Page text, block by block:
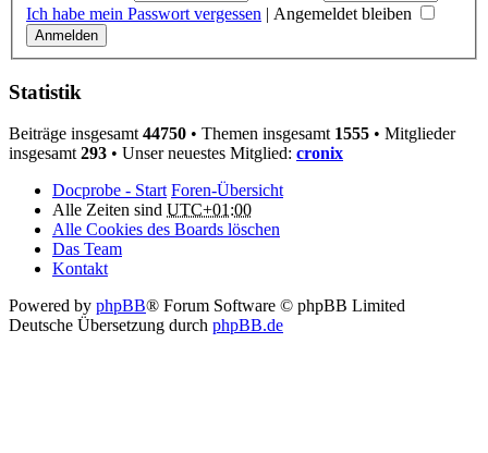
Ich habe mein Passwort vergessen | Angemeldet bleiben
Statistik
Beiträge insgesamt 44750 • Themen insgesamt 1555 • Mitglieder
insgesamt 293 • Unser neuestes Mitglied: cronix
Docprobe - Start Foren-Übersicht
Alle Zeiten sind UTC+01:00
Alle Cookies des Boards löschen
Das Team
Kontakt
Powered by phpBB® Forum Software © phpBB Limited
Deutsche Übersetzung durch phpBB.de